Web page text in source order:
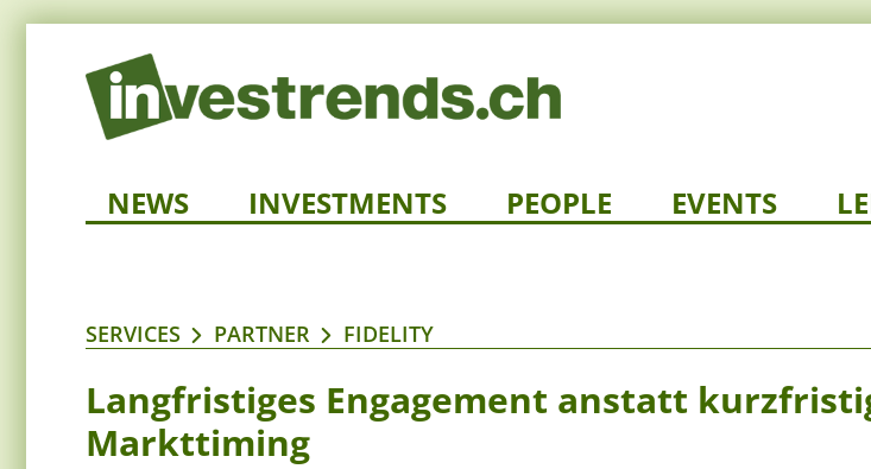
NEWS INVESTMENTS PEOPLE EVENTS
SERVICES PARTNER FIDELITY
Langfristiges Engagement anstatt
Markttiming